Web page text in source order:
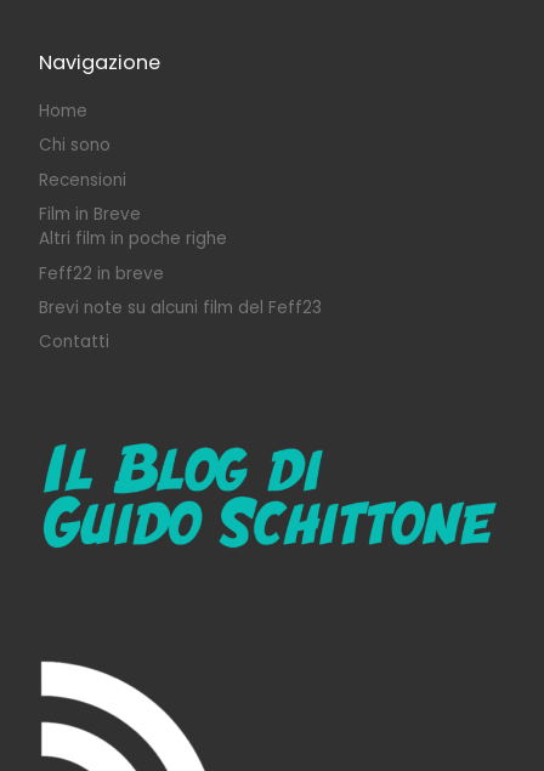
Navigazione
Home
Chi sono
Recensioni
Film in Breve
Altri film in poche righe
Feff22 in breve
Brevi note su alcuni film del Feff23
Contatti